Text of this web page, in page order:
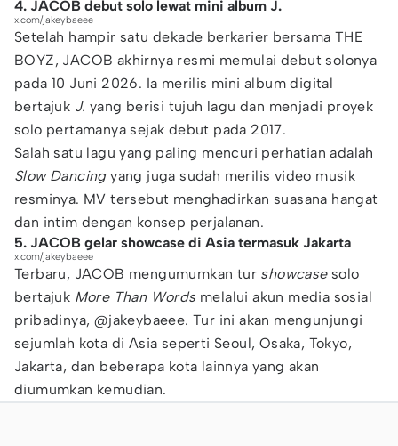
4. JACOB debut solo lewat mini album J.
x.com/jakeybaeee
Setelah hampir satu dekade berkarier bersama THE
BOYZ, JACOB akhirnya resmi memulai debut solonya
pada 10 Juni 2026. Ia merilis mini album digital
bertajuk J. yang berisi tujuh lagu dan menjadi proyek
solo pertamanya sejak debut pada 2017.
Salah satu lagu yang paling mencuri perhatian adalah
Slow Dancingyang juga sudah merilis video musik
resminya. MV tersebut menghadirkan suasana hangat
dan intim dengan konsep perjalanan.
5. JACOB gelar showcase di Asia termasuk Jakarta
x.com/jakeybaeee
Terbaru, JACOB mengumumkan tur showcase solo
bertajuk More Than Words melalui akun media sosial
pribadinya, @jakeybaeee. Tur ini akan mengunjungi
sejumlah kota di Asia seperti Seoul, Osaka, Tokyo,
Jakarta, dan beberapa kota lainnya yang akan
diumumkan kemudian.